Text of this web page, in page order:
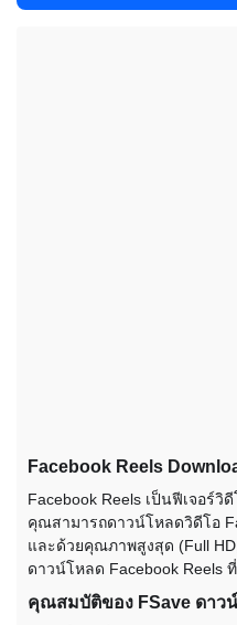
Facebook Reels
Facebook Reels เป็นฟีเจอร์วิ
คุณสามารถดาวน์โหลดวิดีโอ
และด้วยคุณภาพสูงสุด (Full
ดาวน์โหลด Facebook Reels
คุณสมบัติของ FSave ดาว